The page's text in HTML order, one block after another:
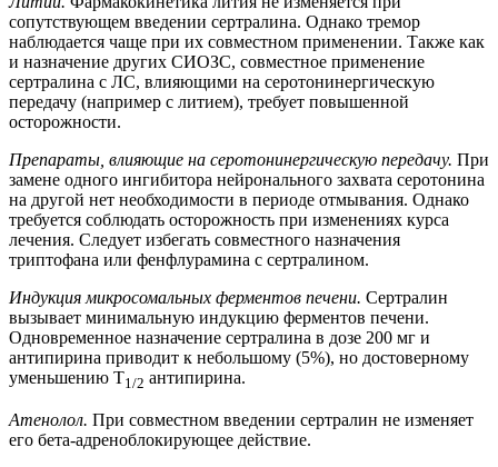
сопутствующем введении сертралина. Однако тремор
наблюдается чаще при их совместном применении. Также как
и назначение других СИОЗС, совместное применение
сертралина с ЛС, влияющими на серотонинергическую
передачу (например с литием), требует повышенной
осторожности.
Препараты, влияющие на серотонинергическую передачу. При
замене одного ингибитора нейронального захвата серотонина
на другой нет необходимости в периоде отмывания. Однако
требуется соблюдать осторожность при изменениях курса
лечения. Следует избегать совместного назначения
триптофана или фенфлурамина с сертралином.
Индукция микросомальных ферментов печени. Сертралин
вызывает минимальную индукцию ферментов печени.
Одновременное назначение сертралина в дозе 200 мг и
антипирина приводит к небольшому (5%), но достоверному
уменьшению T1/2 антипирина.
Атенолол. При совместном введении сертралин не изменяет
его бета-адреноблокирующее действие.